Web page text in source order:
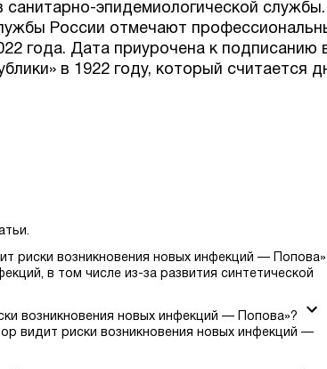
эпидемиологической службы.
России отмечают
года. Дата приурочена к подписанию
в 1922 году, который считается
риски возникновения новых инфекций —
в том числе из-за развития синтетической
возникновения новых инфекций — Попова»?
видит риски возникновения новых инфекций —